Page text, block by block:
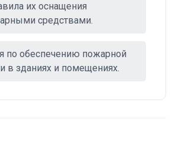
их оснащения
средствами.
по обеспечению пожарной
в зданиях и помещениях.